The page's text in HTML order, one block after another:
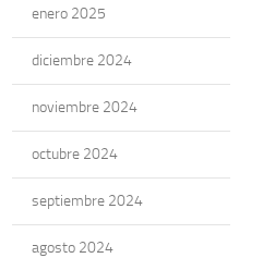
enero 2025
diciembre 2024
noviembre 2024
octubre 2024
septiembre 2024
agosto 2024